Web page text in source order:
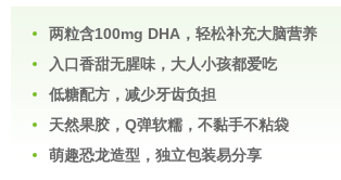
两粒含100mg DHA，轻松补充大脑营养
入口香甜无腥味，大人小孩都爱吃
低糖配方，减少牙齿负担
天然果胶，Q弹软糯，不黏手不粘袋
萌趣恐龙造型，独立包装易分享